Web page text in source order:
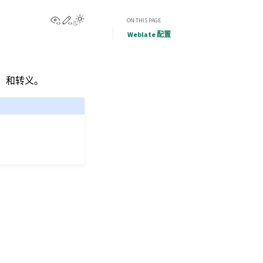
View this page
Edit this page
和转义。
ON THIS PAGE
Weblate 配置